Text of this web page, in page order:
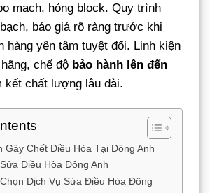
mạch, hỏng block. Quy trình
báo giá rõ ràng trước khi
hàng yên tâm tuyệt đối. Linh kiện
chế độ bảo hành lên đến
kết chất lượng lâu dài.
Gây Chết Điều Hòa Tại Đông Anh
Điều Hòa Đông Anh
Dịch Vụ Sửa Điều Hòa Đông